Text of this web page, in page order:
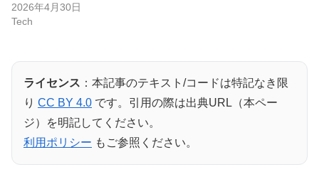
2026年4月30日
Tech
ライセンス ：本記事のテキスト/コードは特記なき限
り CC BY 4.0 です。引用の際は出典URL（本ペー
ジ）を明記してください。
利用ポリシー もご参照ください。